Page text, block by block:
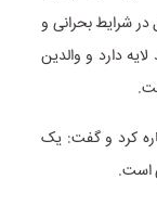
در شرایط بحرانی و
دارد و والدین
کرد و گفت: یک
است.